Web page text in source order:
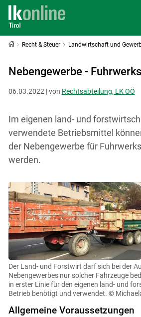
Recht & Steuer Landwirtschaft und
Nebengewerbe -
06.03.2022 | von Rechtsabteilung, LK OÖ
Im eigenen land- und
verwendete Betriebsmittel
der Nebengewerbe für
werden.
Der Land- und Forstwirt darf sich bei der
Nebengewerbes nur solcher Fahrzeuge
in erster Linie für den eigenen land- und
Betrieb benötigt und verwendet. ©
Allgemeine Voraussetzungen